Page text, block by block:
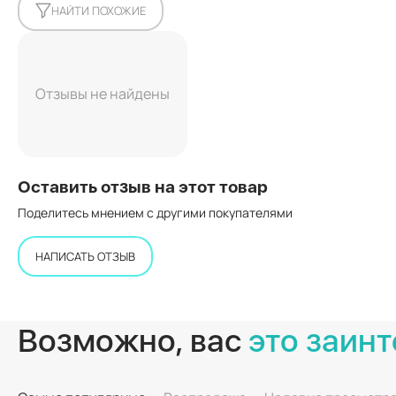
НАЙТИ ПОХОЖИЕ
Отзывы не найдены
Оставить отзыв на этот товар
Поделитесь мнением с другими покупателями
НАПИСАТЬ ОТЗЫВ
Возможно, вас это